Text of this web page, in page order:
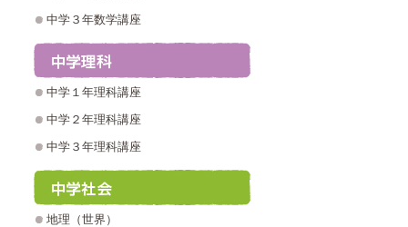
中学３年数学講座
中学１年理科講座
中学２年理科講座
中学３年理科講座
地理（世界）